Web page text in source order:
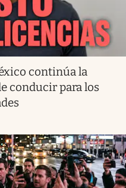
continúa la
conducir para los